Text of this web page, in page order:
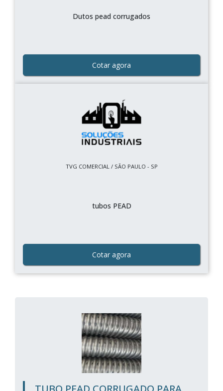
Dutos pead corrugados
Cotar agora
TVG COMERCIAL / SÃO PAULO - SP
tubos PEAD
Cotar agora